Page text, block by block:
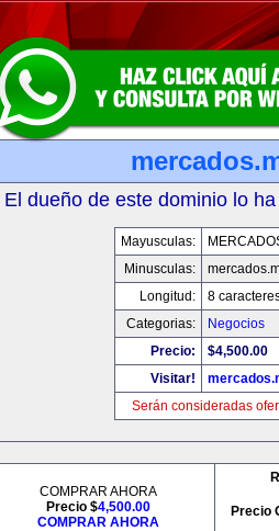
El dueño de este dominio lo
Mayusculas:
Minusculas:
Longitud:
8
Categorias:
Negocios
Precio:
$4,500.00
Visitar!
Serán consideradas
COMPRAR AHORA
Precio $4,500.00
COMPRAR AHORA
Precio